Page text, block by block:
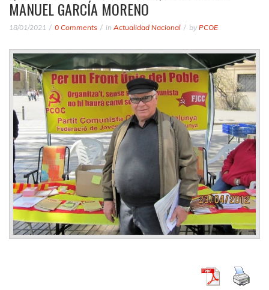
MANUEL GARCÍA MORENO
18/01/2021 0 Comments in Actualidad Nacional by PCOE